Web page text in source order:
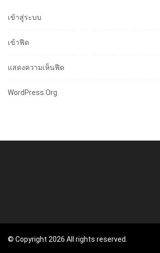
เข้าสู่ระบบ
เข้าฟีด
แสดงความเห็นฟีด
WordPress.org
© Copyright 2026 All rights reserved.